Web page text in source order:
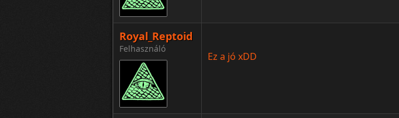
Royal_Reptoid
Felhasználó
Ez a jó xDD